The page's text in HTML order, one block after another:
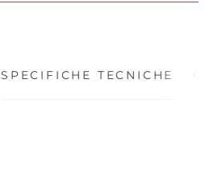
SPECIFICHE TECNICHE